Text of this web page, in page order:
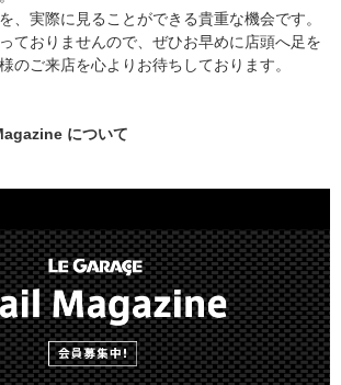
、実際に見ることができる貴重な機会です。
ておりませんので、ぜひお早めに店頭へ足を
のご来店を心よりお待ちしております。
について